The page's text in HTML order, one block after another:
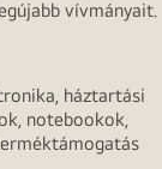
vívmányait.
háztartási
notebookok,